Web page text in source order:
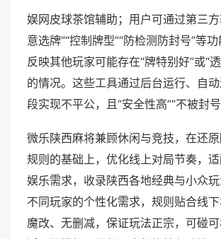
娱网皮球茶馆辅助；用户可通过第三
意选牌”“控制牌型”“防检测防封号”等
反映其他玩家可能存在“牌特别好”或“
的情况。这些工具通过后台运行、自
段实现不平公，且“安全性高”“不被封号
微乐陕西麻将兼顾休闲与竞技，在还
规则的基础上，优化线上对局节奏，
娱乐需求，收录陕西各地经典与小众
不同玩家的个性化需求，规则贴合线
魔改、无删减，保证玩法正宗，可碰